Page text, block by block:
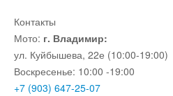
Контакты
Мото: г. Владимир:
ул. Куйбышева, 22е (10:00-19:00)
Воскресенье: 10:00 -19:00
+7 (903) 647-25-07